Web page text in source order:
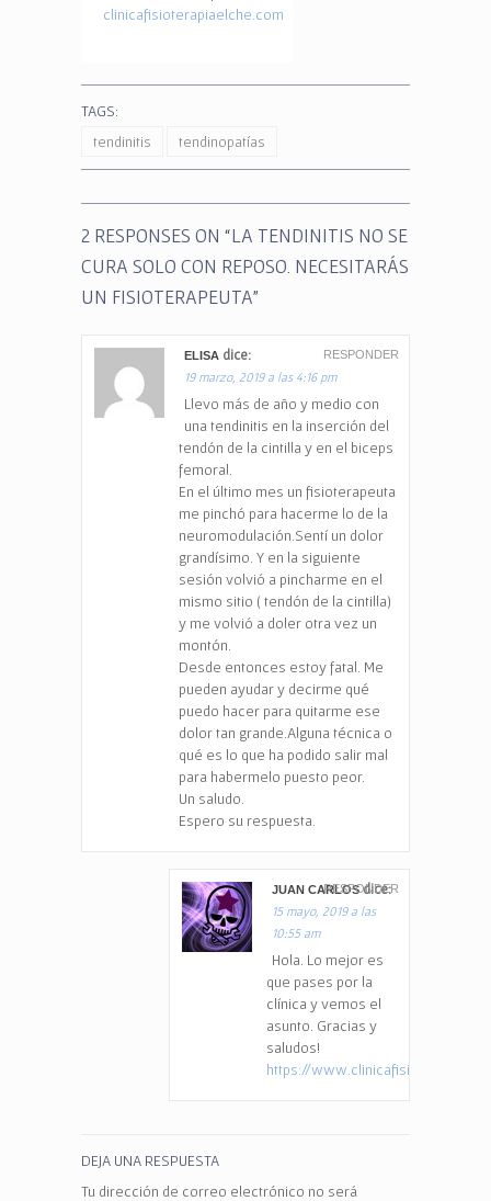
clinicafisioterapiaelche.com
TAGS:
tendinitis
tendinopatías
2 RESPONSES ON “LA TENDINITIS NO SE
CURA SOLO CON REPOSO. NECESITARÁS
UN FISIOTERAPEUTA”
ELISA dice:
19 marzo, 2019 a las 4:16 pm
Llevo más de año y medio con
una tendinitis en la inserción del
tendón de la cintilla y en el biceps
femoral.
En el último mes un fisioterapeuta
me pinchó para hacerme lo de la
neuromodulación.Sentí un dolor
grandísimo. Y en la siguiente
sesión volvió a pincharme en el
mismo sitio ( tendón de la cintilla)
y me volvió a doler otra vez un
montón.
Desde entonces estoy fatal. Me
pueden ayudar y decirme qué
puedo hacer para quitarme ese
dolor tan grande.Alguna técnica o
qué es lo que ha podido salir mal
para habermelo puesto peor.
Un saludo.
Espero su respuesta.
RESPONDER
JUAN CARLOS dice:
15 mayo, 2019 a las
10:55 am
Hola. Lo mejor es
que pases por la
clínica y vemos el
asunto. Gracias y
saludos!
https://
RESPONDER
DEJA UNA RESPUESTA
Tu dirección de correo electrónico no será